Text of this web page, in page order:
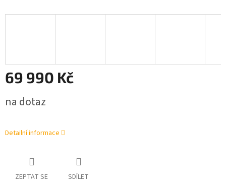
69 990 Kč
cena:
na dotaz
Detailní informace
ZEPTAT SE SDÍLET